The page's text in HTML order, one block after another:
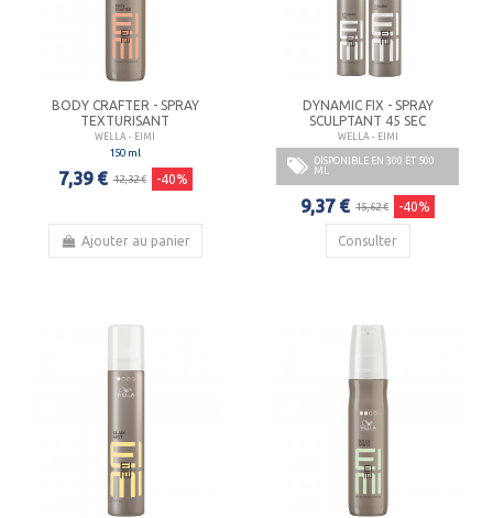
BODY CRAFTER - SPRAY
TEXTURISANT
WELLA - EIMI
150 ml
7,39 € 12,32 € -40%
Ajouter au panier
DYNAMIC FIX - SPRAY
SCULPTANT 45 SEC
WELLA - EIMI
DISPONIBLE EN 300 ET 500
ML
9,37 € 15,62 € -40%
Consulter